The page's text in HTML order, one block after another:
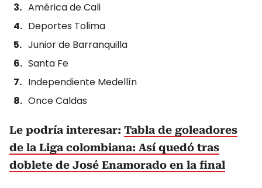
América de Cali
Deportes Tolima
Junior de Barranquilla
Santa Fe
Independiente Medellín
Once Caldas
Le podría interesar: Tabla de goleadores
de la Liga colombiana: Así quedó tras
doblete de José Enamorado en la final